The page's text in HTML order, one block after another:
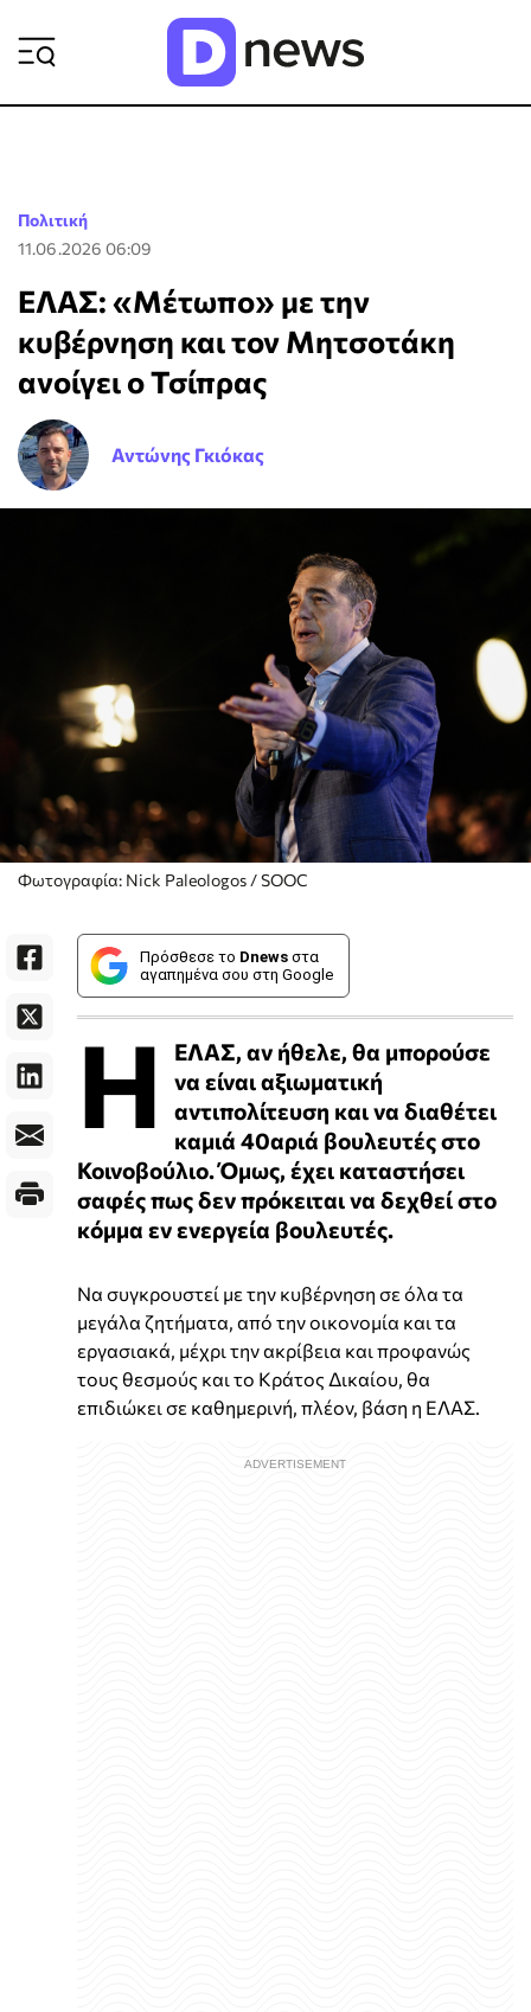
Πολιτική
11.06.2026 06:09
ΕΛΑΣ: «Μέτωπο» με την
κυβέρνηση και τον Μητσοτάκη
ανοίγει ο Τσίπρας
Αντώνης Γκιόκας
Φωτογραφία: Nick Paleologos / SOOC
Πρόσθεσε το Dnews στα
αγαπημένα σου στη Google
Η
ΕΛΑΣ, αν ήθελε, θα μπορούσε
να είναι αξιωματική
αντιπολίτευση και να διαθέτει
καμιά 40αριά βουλευτές στο
Κοινοβούλιο. Όμως, έχει καταστήσει
σαφές πως δεν πρόκειται να δεχθεί στο
κόμμα εν ενεργεία βουλευτές.
Να συγκρουστεί με την κυβέρνηση σε όλα τα
μεγάλα ζητήματα, από την οικονομία και τα
εργασιακά, μέχρι την ακρίβεια και προφανώς
τους θεσμούς και το Κράτος Δικαίου, θα
επιδιώκει σε καθημερινή, πλέον, βάση η ΕΛΑΣ.